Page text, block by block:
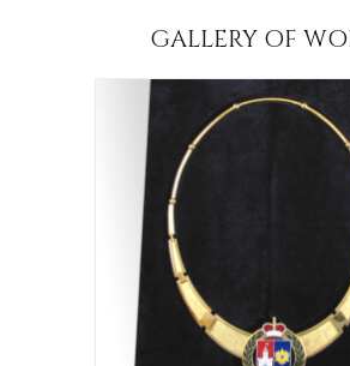
GALLERY OF